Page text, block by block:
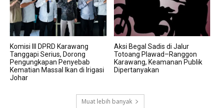
Komisi III DPRD Karawang
Tanggapi Serius, Dorong
Pengungkapan Penyebab
Kematian Massal Ikan di Irigasi
Johar
Aksi Begal Sadis di Jalur
Totoang Plawad–Ranggon
Karawang, Keamanan Publik
Dipertanyakan
Muat lebih banyak